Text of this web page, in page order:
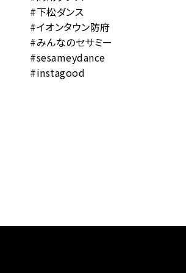
#下松ダンス
#イオンタウン防府
#みんなのセサミー
#sesameydance
#instagood